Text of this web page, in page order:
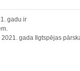
gadu ir
gada Ilgtspējas